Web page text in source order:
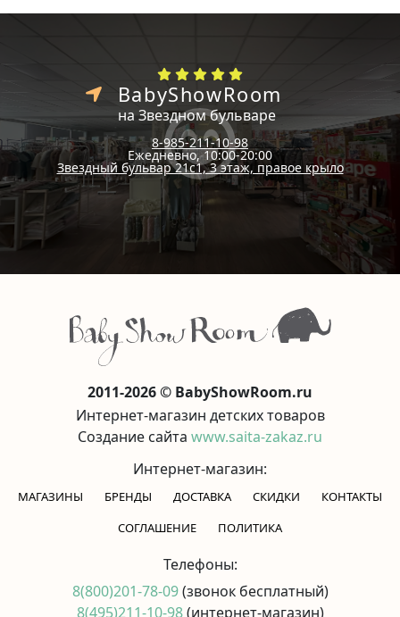
BabyShowRoom
на Звездном бульваре
8-985-211-10-98
Ежедневно, 10:00-20:00
Звездный бульвар 21с1, 3 этаж, правое крыло
2011-2026 © BabyShowRoom.ru
Интернет-магазин детских товаров
Создание сайта www.saita-zakaz.ru
Интернет-магазин:
МАГАЗИНЫ БРЕНДЫ ДОСТАВКА СКИДКИ
КОНТАКТЫ
CОГЛАШЕНИЕ
ПОЛИТИКА
Телефоны:
8(800)201-78-09(звонок бесплатный)
8(495)211-10-98(интернет-магазин)